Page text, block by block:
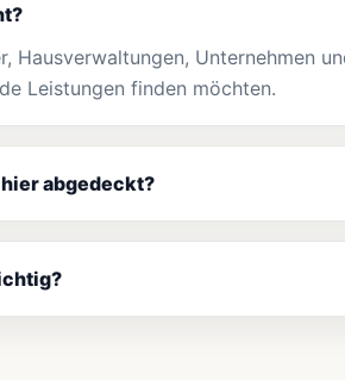
Hausverwaltungen, Unternehmen
Leistungen finden möchten.
abgedeckt?